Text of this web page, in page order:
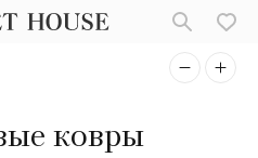
ковры